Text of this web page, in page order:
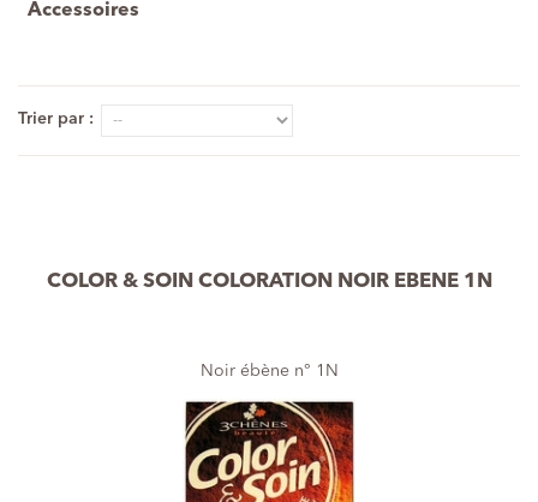
Accessoires
Trier par :
COLOR & SOIN COLORATION NOIR EBENE 1N
Noir ébène n° 1N